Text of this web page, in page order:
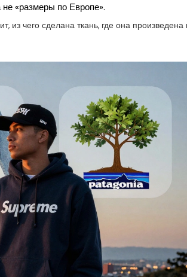
«размеры по Европе».
из чего сделана ткань, где она произведена